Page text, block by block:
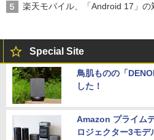
楽天モバイル、「Android 17」の
Special Site
鳥肌ものの「
した！
Amazon プライム
ロジェクター3モデ